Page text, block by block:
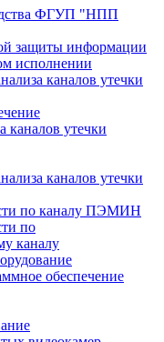
ФГУП "НПП
защиты информации
исполнении
каналов утечки
каналов утечки
каналов утечки
по каналу ПЭМИН
по
каналу
обеспечение